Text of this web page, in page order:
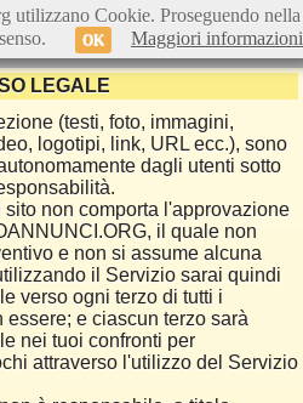
LEGALE
(testi, foto, immagini,
logotipi, link, URL ecc.), sono
dagli utenti sotto
non comporta l'approvazione
il quale non
e non si assume alcuna
il Servizio sarai quindi
verso ogni terzo di tutti i
e ciascun terzo sarà
nei tuoi confronti per
attraverso l'utilizzo del Servizio
utilizzano Cookie. Proseguendo nella
OK Maggiori informazioni